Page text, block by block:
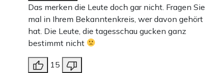
Das merken die Leute doch gar nicht. Fragen Sie
mal in Ihrem Bekanntenkreis, wer davon gehört
hat. Die Leute, die tagesschau gucken ganz
bestimmt nicht
15